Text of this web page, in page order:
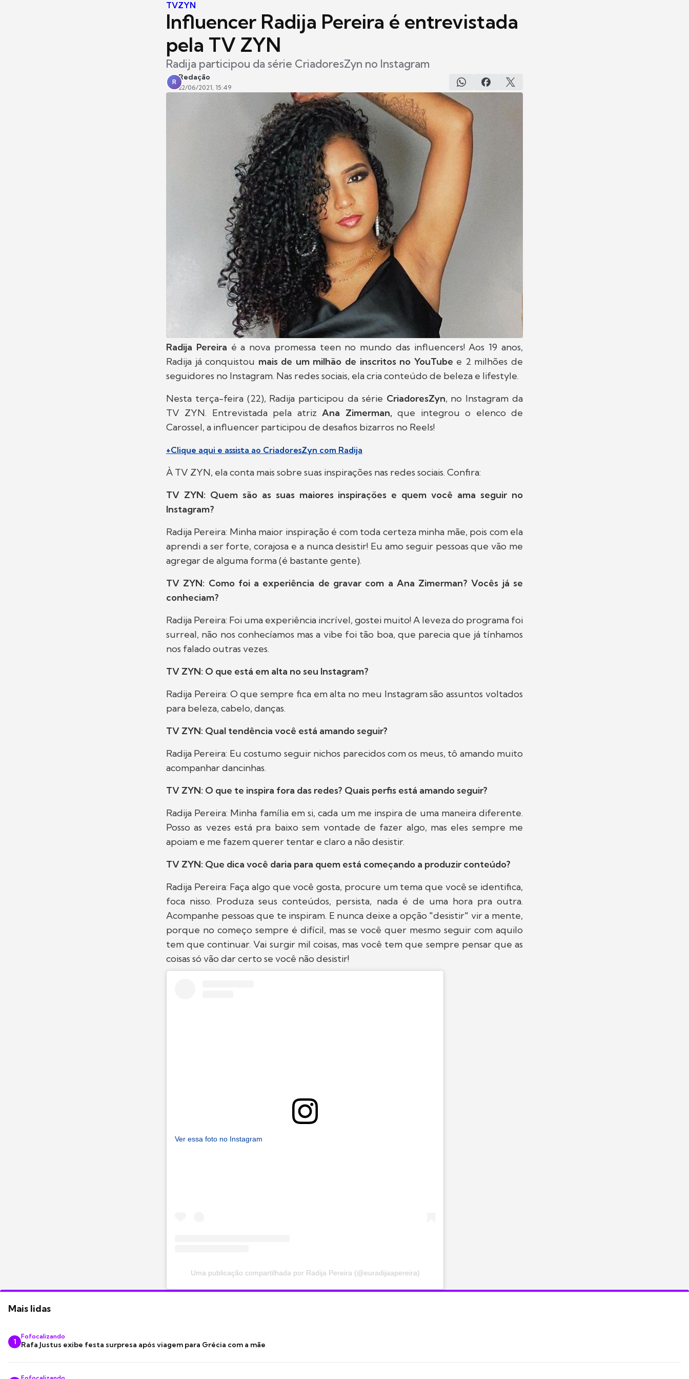
TVZYN
Influencer Radija Pereira é entrevistada
pela TV ZYN
Radija participou da série CriadoresZyn no Instagram
R
Redação
22/06/2021, 15:49
Radija Pereira é a nova promessa teen no mundo das influencers! Aos 19 anos,
Radija já conquistou mais de um milhão de inscritos no YouTube e 2 milhões de
seguidores no Instagram. Nas redes sociais, ela cria conteúdo de beleza e lifestyle.
Nesta terça-feira (22), Radija participou da série CriadoresZyn, no Instagram da
TV ZYN. Entrevistada pela atrizAna Zimerman,que integrou o elenco de
Carossel, a influencer participou de desafios bizarros no Reels!
+Clique aqui e assista ao CriadoresZyn com Radija
À TV ZYN, ela conta mais sobre suas inspirações nas redes sociais. Confira:
TV ZYN: Quem são as suas maiores inspirações e quem você ama seguir no
Instagram?
Radija Pereira: Minha maior inspiração é com toda certeza minha mãe, pois com ela
aprendi a ser forte, corajosa e a nunca desistir! Eu amo seguir pessoas que vão me
agregar de alguma forma (é bastante gente).
TV ZYN: Como foi a experiência de gravar com a Ana Zimerman? Vocês já se
conheciam?
Radija Pereira: Foi uma experiência incrível, gostei muito! A leveza do programa foi
surreal, não nos conhecíamos mas a vibe foi tão boa, que parecia que já tínhamos
nos falado outras vezes.
TV ZYN: O que está em alta no seu Instagram?
Radija Pereira: O que sempre fica em alta no meu Instagram são assuntos voltados
para beleza, cabelo, danças.
TV ZYN: Qual tendência você está amando seguir?
Radija Pereira: Eu costumo seguir nichos parecidos com os meus, tô amando muito
acompanhar dancinhas.
TV ZYN: O que te inspira fora das redes? Quais perfis está amando seguir?
Radija Pereira: Minha família em si, cada um me inspira de uma maneira diferente.
Posso as vezes está pra baixo sem vontade de fazer algo, mas eles sempre me
apoiam e me fazem querer tentar e claro a não desistir.
TV ZYN: Que dica você daria para quem está começando a produzir conteúdo?
Radija Pereira: Faça algo que você gosta, procure um tema que você se identifica,
foca nisso. Produza seus conteúdos, persista, nada é de uma hora pra outra.
Acompanhe pessoas que te inspiram. E nunca deixe a opção "desistir" vir a mente,
porque no começo sempre é difícil, mas se você quer mesmo seguir com aquilo
tem que continuar. Vai surgir mil coisas, mas você tem que sempre pensar que as
coisas só vão dar certo se você não desistir!
Ver essa foto no Instagram
Uma publicação compartilhada por Radija Pereira (@euradijaapereira)
Mais lidas
1
Fofocalizando
Rafa Justus exibe festa surpresa após viagem para Grécia com a mãe